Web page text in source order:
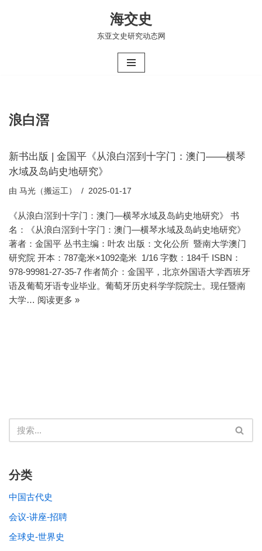
海交史
东亚文史研究动态网
浪白滘
新书出版 | 金国平《从浪白滘到十字门：澳门——横琴
水域及岛屿史地研究》
由 马光（搬运工） 2025-01-17
《从浪白滘到十字门：澳门—横琴水域及岛屿史地研究》 书
名：《从浪白滘到十字门：澳门—横琴水域及岛屿史地研究》
著者：金国平 丛书主编：叶农 出版：文化公所 暨南大学澳门
研究院 开本：787毫米×1092毫米 1/16 字数：184千 ISBN：
978-99981-27-35-7 作者简介：金国平，北京外国语大学西班牙
语及葡萄牙语专业毕业。葡萄牙历史科学学院院士。现任暨南
大学… 阅读更多 »
分类
中国古代史
会议-讲座-招聘
全球史-世界史